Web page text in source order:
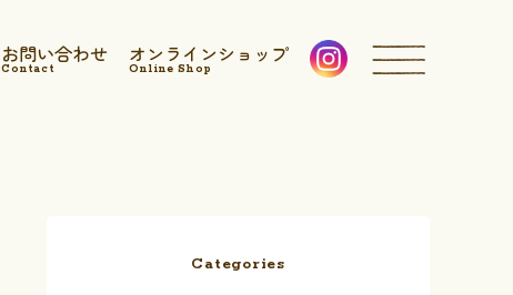
お問い合わせ
Contact
オンラインショップ
Online Shop
Categories